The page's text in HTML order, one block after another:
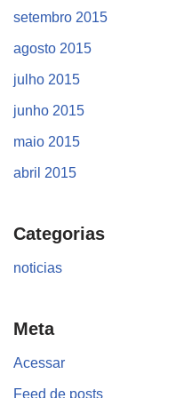
setembro 2015
agosto 2015
julho 2015
junho 2015
maio 2015
abril 2015
Categorias
noticias
Meta
Acessar
Feed de posts